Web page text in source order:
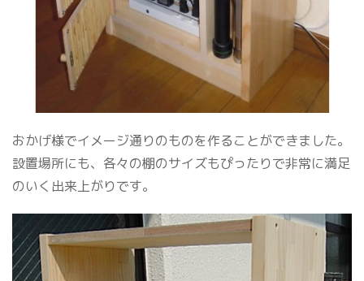
おかげ様でイメージ通りのものを作ることができました。
設置場所にも、各々の棚のサイズもぴったりで非常に満足
のいく出来上がりです。